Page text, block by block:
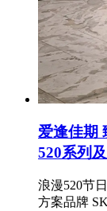
爱逢佳期
520系列
浪漫520节
方案品牌